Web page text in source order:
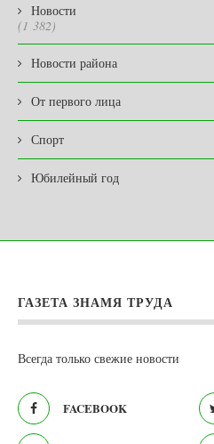
Новости
(1 382)
Новости района
От первого лица
Спорт
Юбилейный год
ГАЗЕТА ЗНАМЯ ТРУДА
Всегда только свежие новости
FACEBOOK